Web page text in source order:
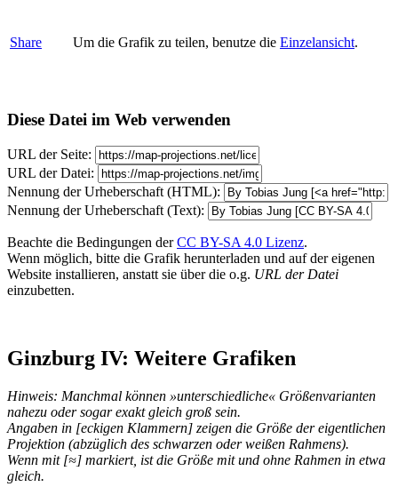
Share Um die Grafik zu teilen, benutze die Einzelansicht.
Diese Datei im Web verwenden
URL der Seite:
URL der Datei:
Nennung der Urheberschaft (HTML):
Nennung der Urheberschaft (Text):
Beachte die Bedingungen derCC BY-SA 4.0 Lizenz.
Wenn möglich, bitte die Grafik herunterladen und auf der eigenen
Website installieren, anstatt sie über die o.g. URL der Datei
einzubetten.
Ginzburg IV: Weitere Grafiken
Hinweis: Manchmal können »unterschiedliche« Größenvarianten
nahezu oder sogar exakt gleich groß sein.
Angaben in [eckigen Klammern] zeigen die Größe der eigentlichen
Projektion (abzüglich des schwarzen oder weißen Rahmens).
Wenn mit [≈] markiert, ist die Größe mit und ohne Rahmen in etwa
gleich.